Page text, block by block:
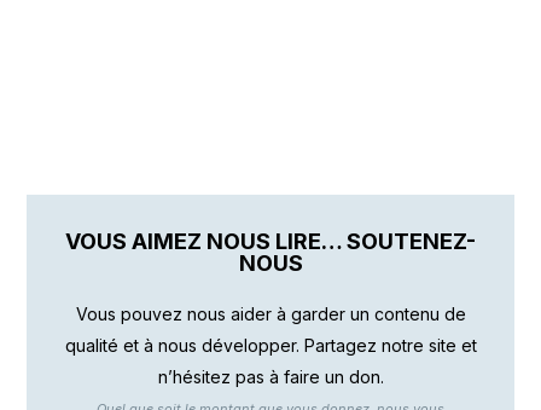
VOUS AIMEZ NOUS LIRE… SOUTENEZ-
NOUS
Vous pouvez nous aider à garder un contenu de
qualité et à nous développer. Partagez notre site et
n’hésitez pas à faire un don.